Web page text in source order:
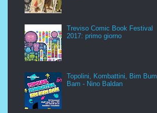
Treviso Comic Book Festival
2017: primo giorno
Topolini, Kombattini, Bim Bum
Bam - Nino Baldan